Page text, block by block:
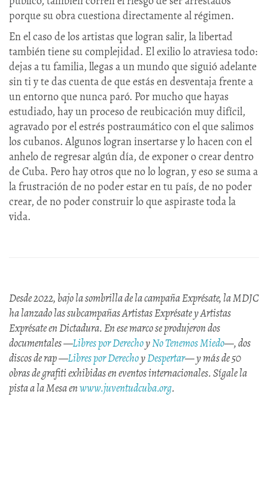
porque su obra cuestiona directamente al régimen.
En el caso de los artistas que logran salir, la libertad
también tiene su complejidad. El exilio lo atraviesa todo:
dejas a tu familia, llegas a un mundo que siguió adelante
sin ti y te das cuenta de que estás en desventaja frente a
un entorno que nunca paró. Por mucho que hayas
estudiado, hay un proceso de reubicación muy difícil,
agravado por el estrés postraumático con el que salimos
los cubanos. Algunos logran insertarse y lo hacen con el
anhelo de regresar algún día, de exponer o crear dentro
de Cuba. Pero hay otros que no lo logran, y eso se suma a
la frustración de no poder estar en tu país, de no poder
crear, de no poder construir lo que aspiraste toda la
vida.
Desde 2022, bajo la sombrilla de la campaña Exprésate, la MDJC
ha lanzado las subcampañas Artistas Exprésate y Artistas
Exprésate en Dictadura. En ese marco se produjeron dos
documentales —Libres por DerechoyNo Tenemos Miedo—, dos
discos de rap —Libres por DerechoyDespertar— y más de 50
obras de grafiti exhibidas en eventos internacionales. Sígale la
pista a la Mesa enwww.juventudcuba.org.